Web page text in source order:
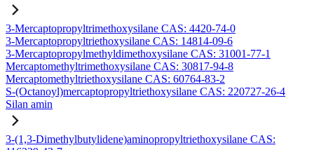
3-Mercaptopropyltrimethoxysilane CAS: 4420-74-0
3-Mercaptopropyltriethoxysilane CAS: 14814-09-6
3-Mercaptopropylmethyldimethoxysilane CAS: 31001-77-1
Mercaptomethyltrimethoxysilane CAS: 30817-94-8
Mercaptomethyltriethoxysilane CAS: 60764-83-2
S-(Octanoyl)mercaptopropyltriethoxysilane CAS: 220727-26-4
Silan amin
3-(1,3-Dimethylbutylidene)aminopropyltriethoxysilane CAS: